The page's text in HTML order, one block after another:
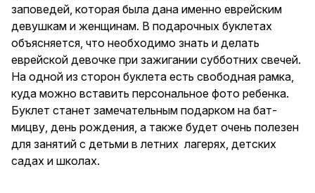
заповедей, которая была дана именно еврейским
девушкам и женщинам. В подарочных буклетах
объясняется, что необходимо знать и делать
еврейской девочке при зажигании субботних свечей.
На одной из сторон буклета есть свободная рамка,
куда можно вставить персональное фото ребенка.
Буклет станет замечательным подарком на бат-
мицву, день рождения, а также будет очень полезен
для занятий с детьми в летних лагерях, детских
садах и школах.